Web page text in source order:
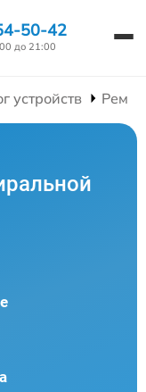
50-42
до 21:00
устройств